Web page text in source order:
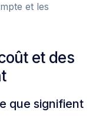
et les
et des
que signifient